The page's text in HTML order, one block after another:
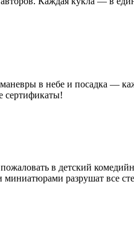
в небе и посадка —
сертификаты!
в детский
разрушат все